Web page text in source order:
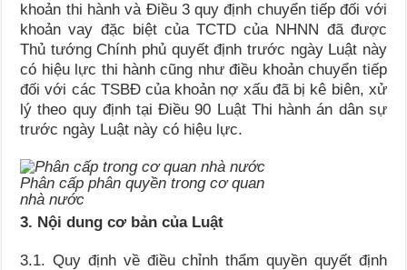
khoản thi hành và Điều 3 quy định chuyển tiếp đối với
khoản vay đặc biệt của TCTD của NHNN đã được
Thủ tướng Chính phủ quyết định trước ngày Luật này
có hiệu lực thi hành cũng như điều khoản chuyển tiếp
đối với các TSBĐ của khoản nợ xấu đã bị kê biên, xử
lý theo quy định tại Điều 90 Luật Thi hành án dân sự
trước ngày Luật này có hiệu lực.
Phân cấp phân quyền trong cơ quan
nhà nước
3. Nội dung cơ bản của Luật
3.1. Quy định về điều chỉnh thẩm quyền quyết định